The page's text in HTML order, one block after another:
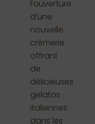
l’ouverture
d’une
nouvelle
crèmerie
offrant
de
délicieuses
gelatos
italiennes
dans les